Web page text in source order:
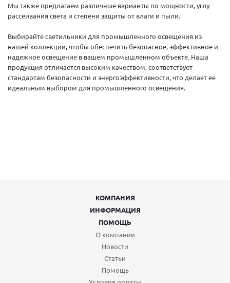
Мы также предлагаем различные варианты по мощности, углу
рассеивания света и степени защиты от влаги и пыли.
Выбирайте светильники для промышленного освещения из
нашей коллекции, чтобы обеспечить безопасное, эффективное и
надежное освещение в вашем промышленном объекте. Наша
продукция отличается высоким качеством, соответствует
стандартам безопасности и энергоэффективности, что делает ее
идеальным выбором для промышленного освещения.
КОМПАНИЯ
ИНФОРМАЦИЯ
ПОМОЩЬ
О компании
Новости
Статьи
Помощь